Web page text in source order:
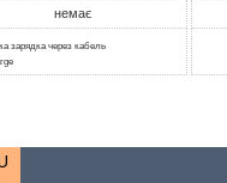
немає
зарядка через кабель